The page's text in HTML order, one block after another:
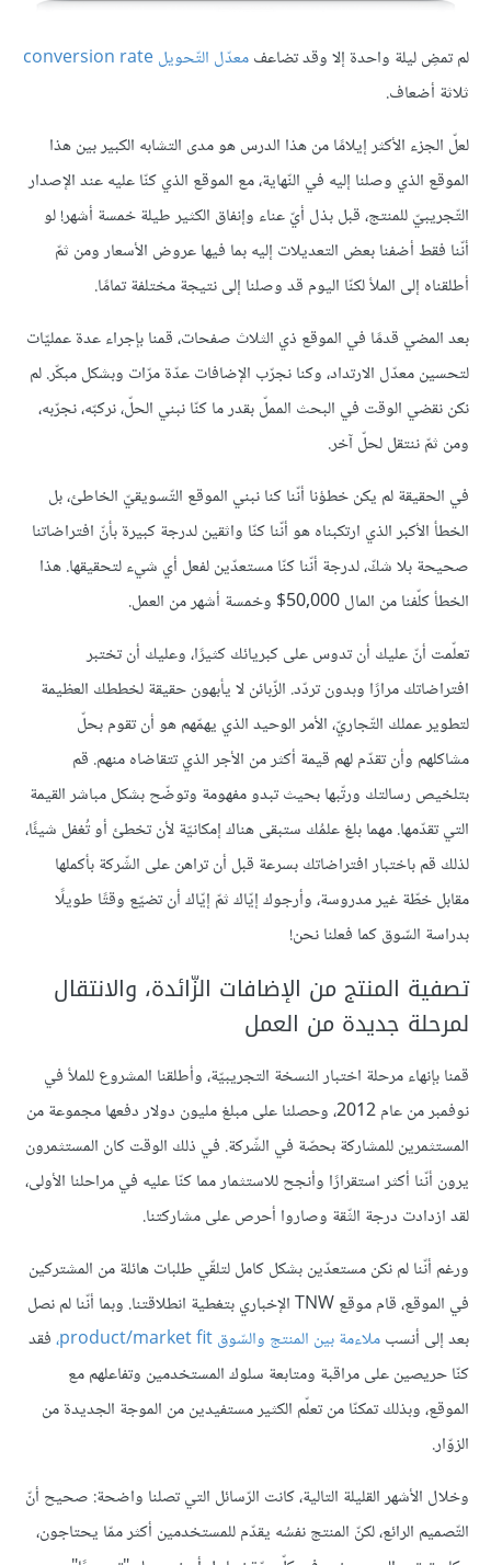
لم تمضِ ليلة واحدة إلا وقد تضاعفمعدّل التّحويلconversion rate
ثلاثة أضعاف.
لعلّ الجزء الأكثر إيلامًا من هذا الدرس هو مدى التشابه الكبير بين هذا
الموقع الذي وصلنا إليه في النّهاية، مع الموقع الذي كنّا عليه عند الإصدار
التّجريبيّ للمنتج، قبل بذل أيّ عناء وإنفاق الكثير طيلة خمسة أشهر! لو
أنّنا فقط أضفنا بعض التعديلات إليه بما فيها عروض الأسعار ومن ثمّ
أطلقناه إلى الملأ لكنّا اليوم قد وصلنا إلى نتيجة مختلفة تمامًا.
بعد المضي قدمًا في الموقع ذي الثلاث صفحات، قمنا بإجراء عدة عمليّات
لتحسين معدّل الارتداد، وكنا نجرّب الإضافات عدّة مرّات وبشكل مبكّر. لم
نكن نقضي الوقت في البحث المملّ بقدر ما كنّا نبني الحلّ، نركبّه، نجرّبه،
ومن ثمّ ننتقل لحلّ آخر.
في الحقيقة لم يكن خطؤنا أنّنا كنا نبني الموقع التّسويقيّ الخاطئ، بل
الخطأ الأكبر الذي ارتكبناه هو أنّنا كنّا واثقين لدرجة كبيرة بأنّ افتراضاتنا
صحيحة بلا شكّ، لدرجة أنّنا كنّا مستعدّين لفعل أي شيء لتحقيقها. هذا
الخطأ كلّفنا من المال 50,000$ وخمسة أشهر من العمل.
تعلّمت أنّ عليك أن تدوس على كبريائك كثيرًا، وعليك أن تختبر
افتراضاتك مرارًا وبدون تردّد. الزّبائن لا يأبهون حقيقة لخططك العظيمة
لتطوير عملك التّجاريّ، الأمر الوحيد الذي يهمّهم هو أن تقوم بحلّ
مشاكلهم وأن تقدّم لهم قيمة أكثر من الأجر الذي تتقاضاه منهم. قم
بتلخيص رسالتك ورتّبها بحيث تبدو مفهومة وتوضّح بشكل مباشر القيمة
التي تقدّمها. مهما بلغ علمُك ستبقى هناك إمكانيّة لأن تخطئ أو تُغفل شيئًا،
لذلك قم باختبار افتراضاتك بسرعة قبل أن تراهن على الشّركة بأكملها
مقابل خطّة غير مدروسة، وأرجوك إيّاك ثمّ إيّاك أن تضيّع وقتًا طويلًا
بدراسة السّوق كما فعلنا نحن!
تصفية المنتج من الإضافات الزّائدة، والانتقال
لمرحلة جديدة من العمل
قمنا بإنهاء مرحلة اختبار النسخة التجريبيّة، وأطلقنا المشروع للملأ في
نوفمبر من عام 2012، وحصلنا على مبلغ مليون دولار دفعها مجموعة من
المستثمرين للمشاركة بحصّة في الشّركة. في ذلك الوقت كان المستثمرون
يرون أنّنا أكثر استقرارًا وأنجح للاستثمار مما كنّا عليه في مراحلنا الأولى،
لقد ازدادت درجة الثّقة وصاروا أحرص على مشاركتنا.
ورغم أنّنا لم نكن مستعدّين بشكل كامل لتلقّي طلبات هائلة من المشتركين
في الموقع، قام موقع TNW الإخباري بتغطية انطلاقتنا. وبما أنّنا لم نصل
بعد إلى أنسبملاءمة بين المنتج والسّوقproduct/market fit، فقد
كنّا حريصين على مراقبة ومتابعة سلوك المستخدمين وتفاعلهم مع
الموقع، وبذلك تمكنّا من تعلّم الكثير مستفيدين من الموجة الجديدة من
الزوّار.
وخلال الأشهر القليلة التالية، كانت الرّسائل التي تصلنا واضحة: صحيح أنّ
التّصميم الرائع، لكنّ المنتج نفسُه يقدّم للمستخدمين أكثر ممّا يحتاجون،